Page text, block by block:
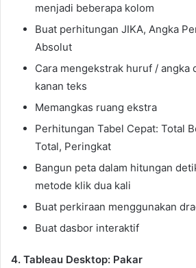
menjadi beberapa kolom
Buat perhitungan JIKA, Angka
Absolut
Cara mengekstrak huruf / angka
kanan teks
Memangkas ruang ekstra
Perhitungan Tabel Cepat: Total
Total, Peringkat
Bangun peta dalam hitungan
metode klik dua kali
Buat perkiraan menggunakan
Buat dasbor interaktif
4. Tableau Desktop: Pakar